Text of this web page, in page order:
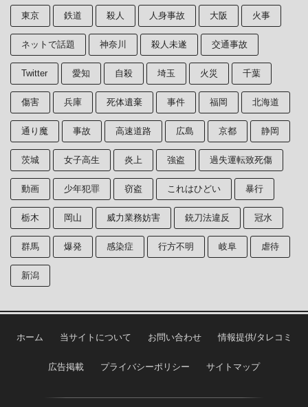
東京 鉄道 殺人 人身事故 大阪 火事
ネットで話題 神奈川 殺人未遂 交通事故
Twitter 愛知 自殺 埼玉 火災 千葉
傷害 兵庫 死体遺棄 事件 福岡 北海道
通り魔 事故 高速道路 広島 京都 静岡
茨城 女子高生 炎上 強盗 過失運転致死傷
動画 少年犯罪 窃盗 これはひどい 暴行
栃木 岡山 威力業務妨害 銃刀法違反 冠水
群馬 爆発 感染症 行方不明 岐阜 虐待
新潟
ホーム 当サイトについて お問い合わせ 情報提供/タレコミ
広告掲載 プライバシーポリシー サイトマップ